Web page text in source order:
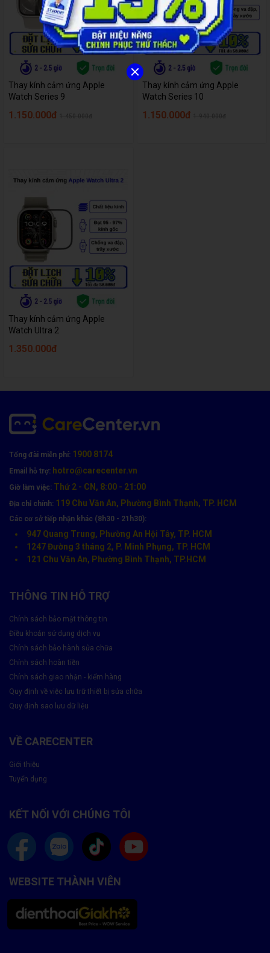
Thay kính cảm ứng Apple
Watch Series 9
1.150.000đ
Thay kính cảm ứng Apple
Watch Series 10
1.150.000đ
Thay kính cảm ứng Apple
Watch Ultra 2
1.350.000đ
Tổng đài miễn phí: 1900 8174
Email hỗ trợ: hotro@carecenter.vn
Giờ làm việc: Thứ 2 - CN, 8:00 - 21:00
Địa chỉ chính: 119 Chu Văn An, Phường Bình Thạnh, TP. HCM
Các cơ sở tiếp nhận khác (8h30 - 21h30):
947 Quang Trung, Phường An Hội Tây, TP. HCM
1247 Đường 3 tháng 2, P. Minh Phụng, TP. HCM
121 Chu Văn An, Phường Bình Thạnh, TP.HCM
THÔNG TIN HỖ TRỢ
Chính sách bảo mật thông tin
Điều khoản sử dụng dịch vụ
Chính sách bảo hành sửa chữa
Chính sách hoàn tiền
Chính sách giao nhận - kiểm hàng
Quy định về việc lưu trữ thiết bị sửa chữa
Quy định sao lưu dữ liệu
VỀ CARECENTER
Giới thiệu
Tuyển dụng
KẾT NỐI VỚI CHÚNG TÔI
WEBSITE THÀNH VIÊN